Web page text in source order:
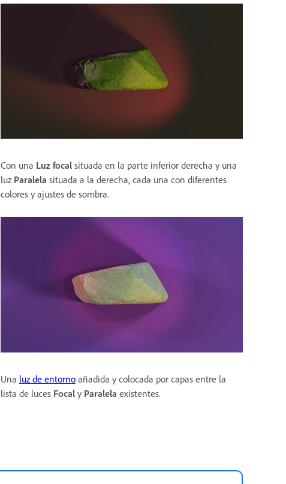
Con una Luz focal situada en la parte inferior derecha y una
luz Paralela situada a la derecha, cada una con diferentes
colores y ajustes de sombra.
Una luz de entorno añadida y colocada por capas entre la
lista de luces Focal y Paralela existentes.